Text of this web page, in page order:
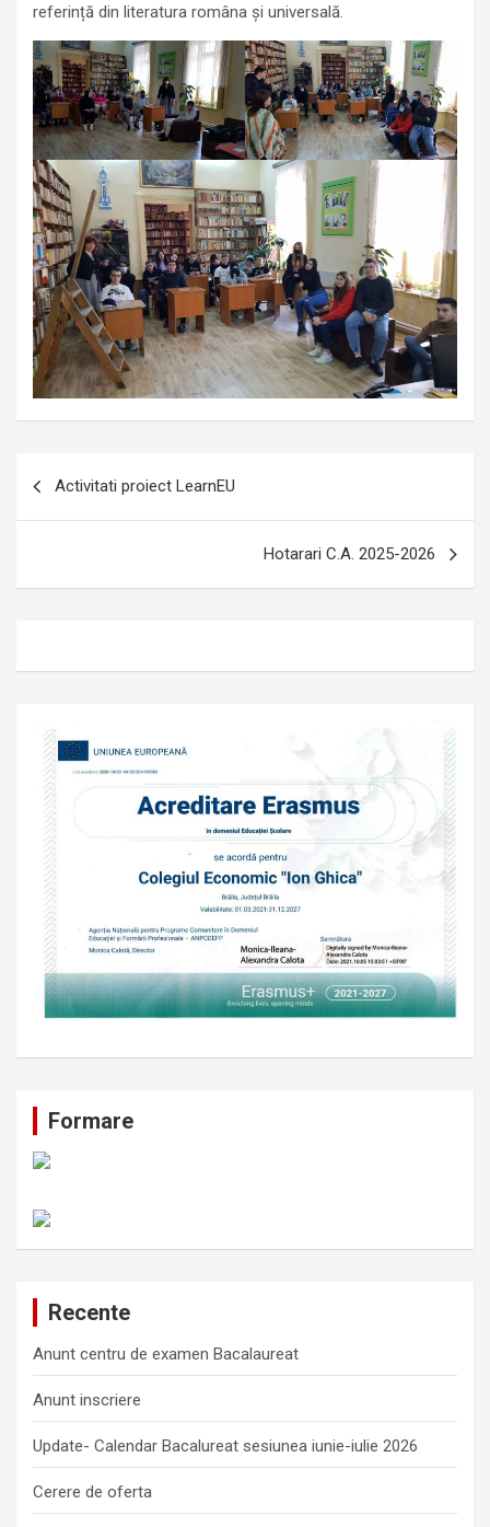
referință din literatura româna și universală.
Activitati proiect LearnEU
Hotarari C.A. 2025-2026
Formare
Recente
Anunt centru de examen Bacalaureat
Anunt inscriere
Update- Calendar Bacalureat sesiunea iunie-iulie 2026
Cerere de oferta